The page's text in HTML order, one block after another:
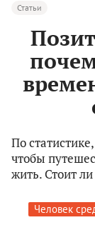
Статьи
По
чтобы
жить. Стоит
Человек